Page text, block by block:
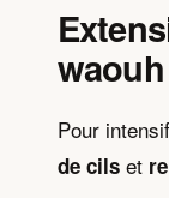
Pour
de cils et